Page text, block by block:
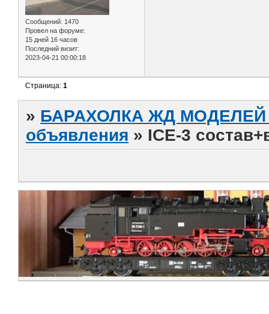
Сообщений: 1470
Провел на форуме:
15 дней 16 часов
Последний визит:
2023-04-21 00:00:18
Страница:1
» БАРАХОЛКА ЖД МОДЕЛЕЙ
объявления » ICE-3